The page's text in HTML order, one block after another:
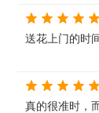
送花上门的时
真的很准时，